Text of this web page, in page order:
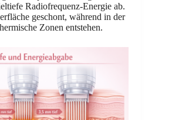
Radiofrequenz-Energie ab.
geschont, während in der
Zonen entstehen.